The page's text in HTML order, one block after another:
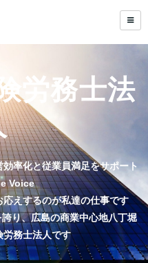
労務士法
率化と従業員満足をサポート
Voice
えするのが私達の仕事です
り、広島の商業中心地八丁堀
労務士法人です